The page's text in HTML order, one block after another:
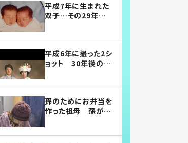
平成7年に生まれた
双子…その29年後
平成6年に撮った2シ
ョット 30年後の姿
孫のためにお弁当を
作った祖母 孫が絶